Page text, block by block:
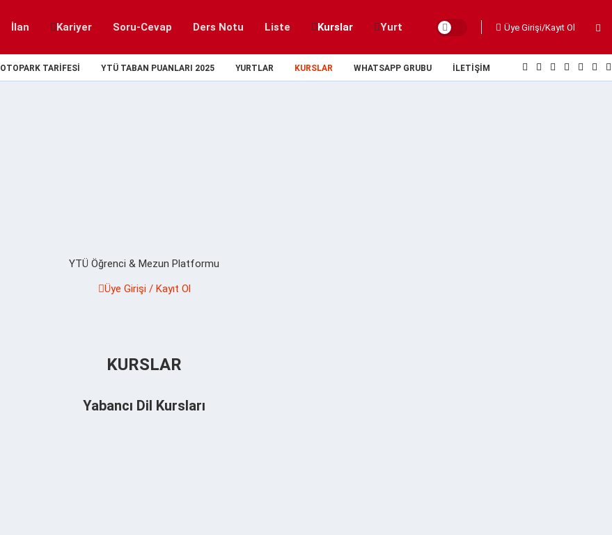
İlan Kariyer Soru-Cevap Ders Notu Liste Kurslar Yurt Üye Girişi/Kayıt Ol
OTOPARK TARIFESI YTÜ TABAN PUANLARI 2025 YURTLAR KURSLAR WHATSAPP GRUBU İLETIŞIM
YTÜ Öğrenci & Mezun Platformu
Üye Girişi / Kayıt Ol
KURSLAR
Yabancı Dil Kursları